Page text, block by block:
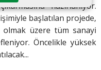
hazırlanıyor.
başlatılan projede,
üzere tüm sanayi
Öncelikle yüksek